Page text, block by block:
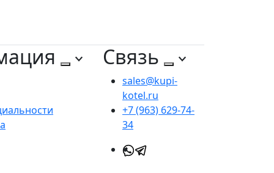
Связь
sales@kupi-
kotel.ru
+7 (963) 629-74-
34